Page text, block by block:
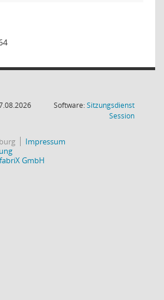
Software:Sitzungsdienst
Session(Wird in
Impressum
GmbH